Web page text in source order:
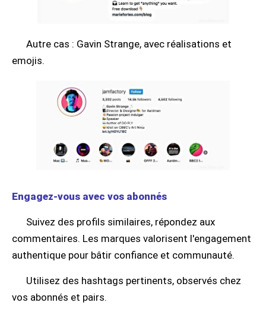
Autre cas : Gavin Strange, avec réalisations et
emojis.
Engagez-vous avec vos abonnés
Suivez des profils similaires, répondez aux
commentaires. Les marques valorisent l'engagement
authentique pour bâtir confiance et communauté.
Utilisez des hashtags pertinents, observés chez
vos abonnés et pairs.